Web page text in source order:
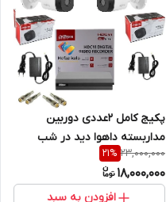
پکیج کامل 2عددی دوربین
مداربسته داهوا دید در شب
دارای کابل و هارد
23,000,000
21%
18,000,000
افزودن به سبد